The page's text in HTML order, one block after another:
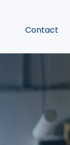
Contact